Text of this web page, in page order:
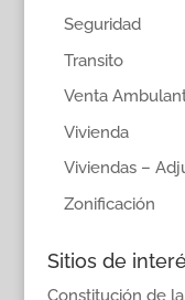
Seguridad
Transito
Venta
Vivienda
Viviendas –
Zonificación
Sitios de
Constitución de